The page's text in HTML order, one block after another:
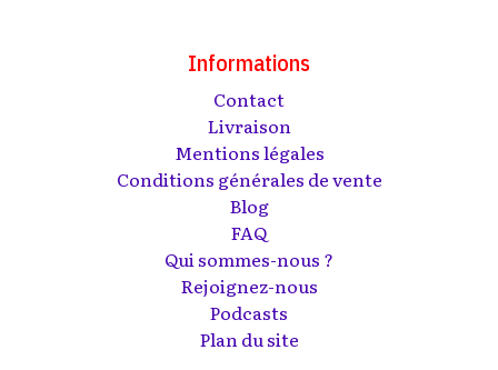
Informations
Contact
Livraison
Mentions légales
Conditions générales de vente
Blog
FAQ
Qui sommes-nous ?
Rejoignez-nous
Podcasts
Plan du site